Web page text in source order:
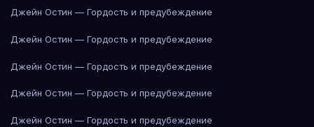
Джейн Остин — Гордость и предубеждение
Джейн Остин — Гордость и предубеждение
Джейн Остин — Гордость и предубеждение
Джейн Остин — Гордость и предубеждение
Джейн Остин — Гордость и предубеждение